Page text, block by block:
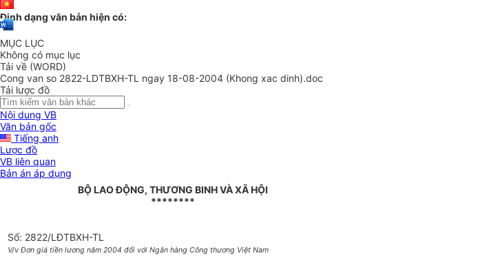
Định dạng văn bản hiện có:
MỤC LỤC
Không có mục lục
Tải về (WORD)
Cong van so 2822-LDTBXH-TL ngay 18-08-2004 (Khong xac dinh).doc
Tải lược đồ
Nội dung VB
Văn bản gốc
Tiếng anh
Lược đồ
VB liên quan
Bản án áp dụng
BỘ LAO ĐỘNG, THƯƠNG BINH VÀ XÃ HỘI
********
Số: 2822/LĐTBXH-TL
V/v Đơn giá tiền lương năm 2004 đối với Ngân hàng Công thương Việt Nam